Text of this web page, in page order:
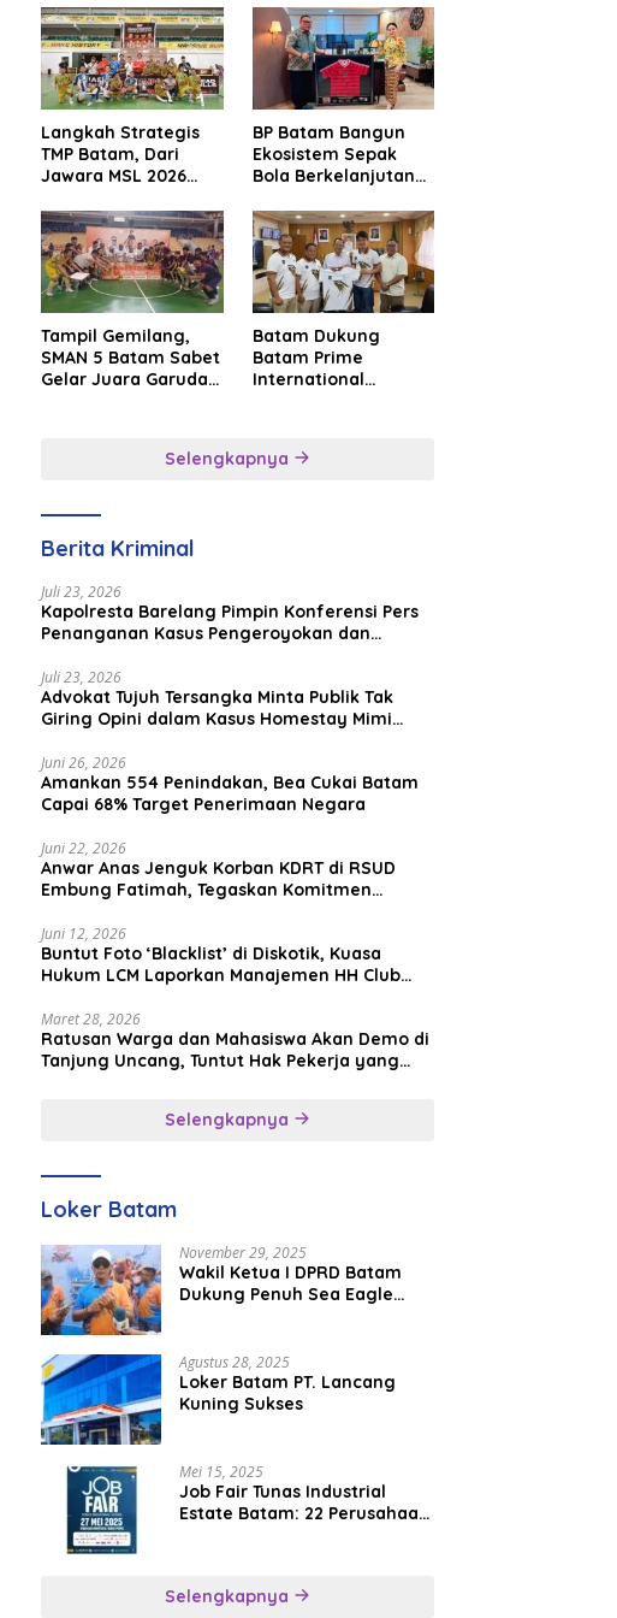
Langkah Strategis
TMP Batam, Dari
Jawara MSL 2026
Internasional
BP Batam Bangun
Ekosistem Sepak
Bola Berkelanjutan
Premier FC
Tampil Gemilang,
SMAN 5 Batam Sabet
Gelar Juara Garuda
Batam Dukung
Batam Prime
International
Tourism dan
Selengkapnya
Berita Kriminal
Juli 23, 2026
Kapolresta Barelang Pimpin Konferensi Pers
Penanganan Kasus Pengeroyokan dan
Juli 23, 2026
Advokat Tujuh Tersangka Minta Publik Tak
Giring Opini dalam Kasus Homestay Mimi
Juni 26, 2026
Amankan 554 Penindakan, Bea Cukai Batam
Capai 68% Target Penerimaan Negara
Juni 22, 2026
Anwar Anas Jenguk Korban KDRT di RSUD
Embung Fatimah, Tegaskan Komitmen
Juni 12, 2026
Buntut Foto ‘Blacklist’ di Diskotik, Kuasa
Hukum LCM Laporkan Manajemen HH Club
Maret 28, 2026
Ratusan Warga dan Mahasiswa Akan Demo di
Tanjung Uncang, Tuntut Hak Pekerja yang
Selengkapnya
Loker Batam
November 29, 2025
Wakil Ketua I DPRD Batam
Dukung Penuh Sea Eagle
Agustus 28, 2025
Loker Batam PT. Lancang
Kuning Sukses
Mei 15, 2025
Job Fair Tunas Industrial
Estate Batam: 22 Perusahaan
Selengkapnya